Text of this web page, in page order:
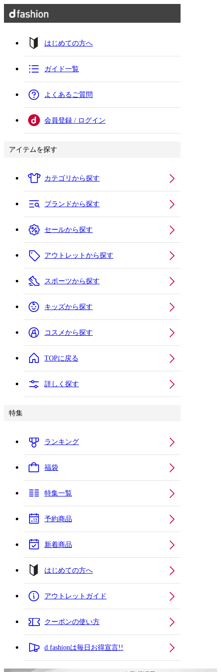
はじめての方へ
ガイド一覧
よくあるご質問
会員登録 / ログイン
アイテムを探す
カテゴリから探す
ブランドから探す
セールから探す
アウトレットから探す
スポーツから探す
キッズから探す
コスメから探す
TOPに戻る
詳しく探す
特集
ランキング
福袋
特集一覧
予約商品
新着商品
はじめての方へ
アウトレットガイド
クーポンの使い方
d fashionは毎日お得宣言!!